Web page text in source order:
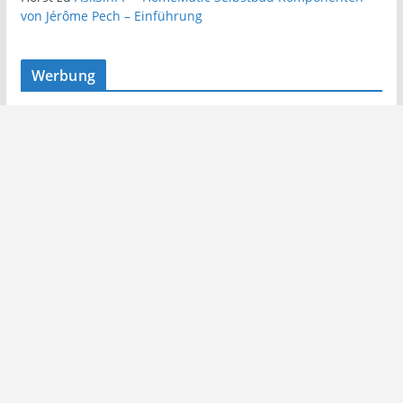
von Jérôme Pech – Einführung
Werbung